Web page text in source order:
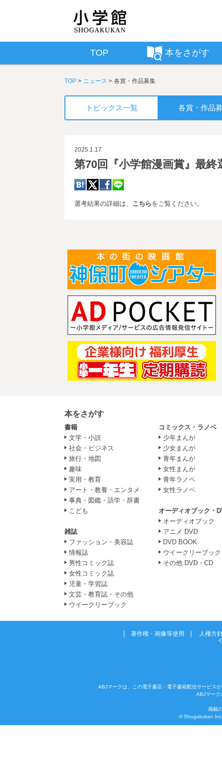
TOP 本をさがす
TOP ニュース 各賞・作品募集
トピックス一覧 各賞・作品
2025.1.17
第70回『小学館漫画賞』最
選考結果の詳細は、 こちらをご覧ください。
本をさがす
書籍
文学・小説
社会・ビジネス
旅行・地図
趣味
実用・教育
アート・教養・エンタメ
事典・図鑑・語学・辞書
こども
雑誌
ファッション・美容誌
情報誌
男性コミック誌
女性コミック誌
児童・学習誌
文芸・教育誌・その他
ウイークリーブック
コミックス・ラノベ
少年まんが
少女まんが
青年まんが
女性まんが
青年ラノベ
女性ラノベ
オーディオブック・
オーディオブック
アニメ DVD
DVD BOOK
ウイークリーブック
その他 DVD・CD
著作権・画像等使用
人権方
ABJマークは、この電子書店・電子書籍配信サービス
ABJマーク
掲載
© Shogakukan